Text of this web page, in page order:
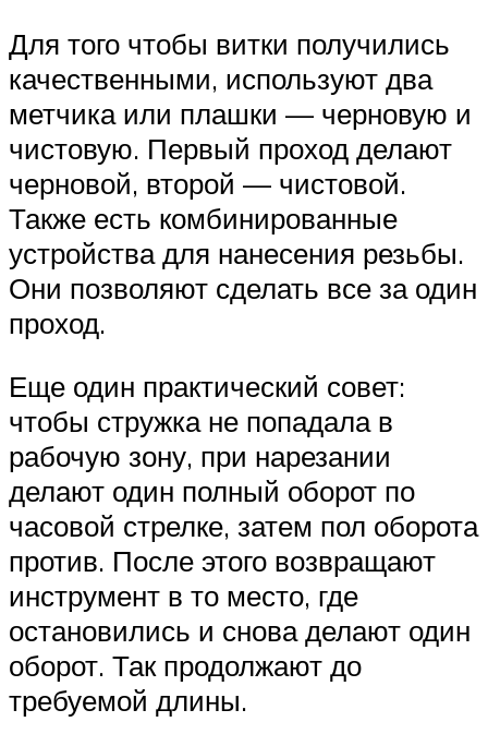
Для того чтобы витки получились
качественными, используют два
метчика или плашки — черновую и
чистовую. Первый проход делают
черновой, второй — чистовой.
Также есть комбинированные
устройства для нанесения резьбы.
Они позволяют сделать все за один
проход.
Еще один практический совет:
чтобы стружка не попадала в
рабочую зону, при нарезании
делают один полный оборот по
часовой стрелке, затем пол оборота
против. После этого возвращают
инструмент в то место, где
остановились и снова делают один
оборот. Так продолжают до
требуемой длины.